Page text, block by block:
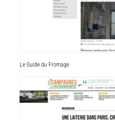
Le Guide du Fromage